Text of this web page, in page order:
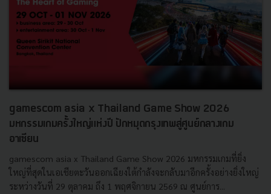
gamescom asia x Thailand Game Show 2026
มหกรรมเกมครั้งใหญ่แห่งปี ปักหมุดกรุงเทพสู่ศูนย์กลางเกม
อาเซียน
gamescom asia x Thailand Game Show 2026 มหกรรมเกมที่ยิ่ง
ใหญ่ที่สุดในเอเชียตะวันออกเฉียงใต้กำลังจะกลับมาอีกครั้งอย่างยิ่งใหญ่
ระหว่างวันที่ 29 ตุลาคม ถึง 1 พฤศจิกายน 2569 ณ ศูนย์การ...